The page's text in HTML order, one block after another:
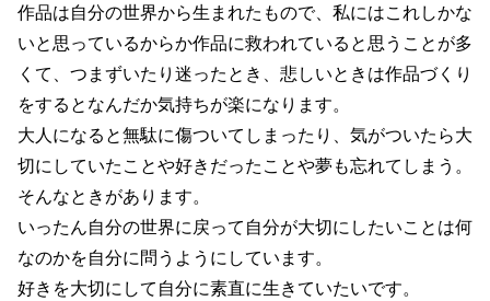
作品は自分の世界から生まれたもので、私にはこれしかな
いと思っているからか作品に救われていると思うことが多
くて、つまずいたり迷ったとき、悲しいときは作品づくり
をするとなんだか気持ちが楽になります。
大人になると無駄に傷ついてしまったり、気がついたら大
切にしていたことや好きだったことや夢も忘れてしまう。
そんなときがあります。
いったん自分の世界に戻って自分が大切にしたいことは何
なのかを自分に問うようにしています。
好きを大切にして自分に素直に生きていたいです。